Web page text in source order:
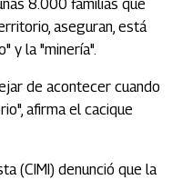
8.000 familias que
aseguran, está
y la "minería".
de acontecer cuando
afirma el cacique
(CIMI) denunció que la